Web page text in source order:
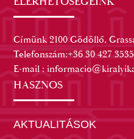
Címünk 2100 Gödöllő,
Telefonszám:+36 30 427 3535
E-mail :
HASZNOS
AKTUALITÁSOK